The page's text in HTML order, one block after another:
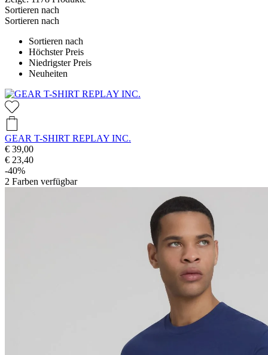
Sortieren nach
Sortieren nach
Sortieren nach
Höchster Preis
Niedrigster Preis
Neuheiten
GEAR T-SHIRT REPLAY INC.
€ 39,00
€ 23,40
-40%
2 Farben verfügbar